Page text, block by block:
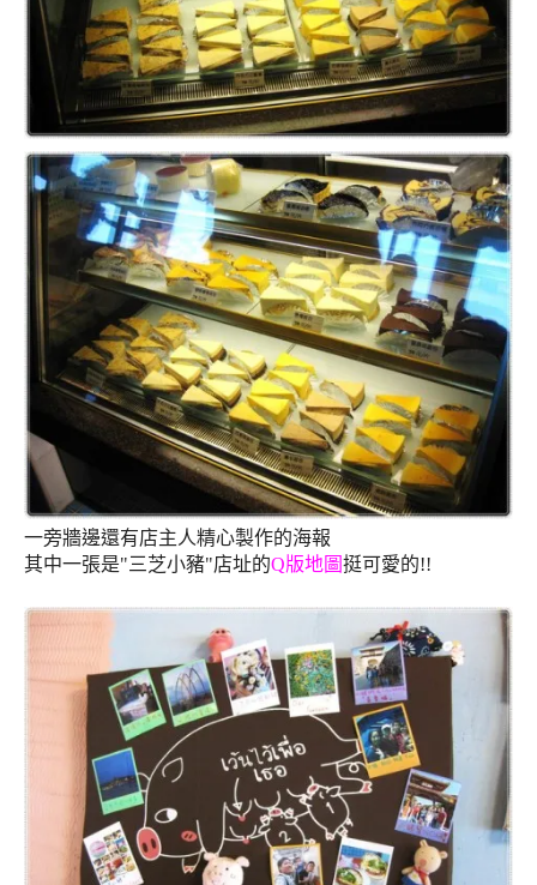
一旁牆邊還有店主人精心製作的海報
其中一張是"三芝小豬"店址的Q版地圖挺可愛的!!